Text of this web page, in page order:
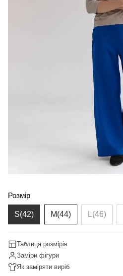
Розмір
S(42) M(44) L(46)
Таблиця розмірів
Заміри фігури
Як заміряти виріб